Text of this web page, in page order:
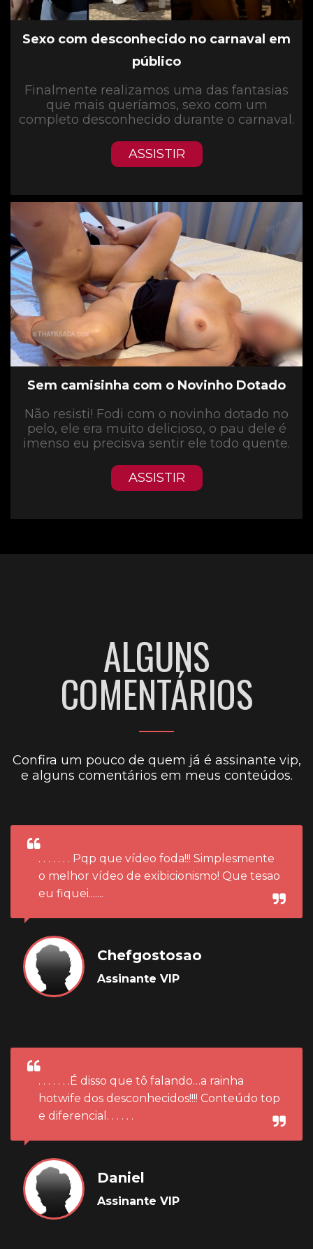
Sexo com desconhecido no carnaval em
público
Finalmente realizamos uma das fantasias
que mais queríamos, sexo com um
completo desconhecido durante o carnaval.
ASSISTIR
Sem camisinha com o Novinho Dotado
Não resisti! Fodi com o novinho dotado no
pelo, ele era muito delicioso, o pau dele é
imenso eu precisva sentir ele todo quente.
ASSISTIR
ALGUNS
COMENTÁRIOS
Confira um pouco de quem já é assinante vip,
e alguns comentários em meus conteúdos.
. . . . . . . Pqp que vídeo foda!!! Simplesmente
o melhor vídeo de exibicionismo! Que tesao
eu fiquei.......
Chefgostosao
Assinante VIP
. . . . . . .É disso que tô falando…a rainha
hotwife dos desconhecidos!!!! Conteúdo top
e diferencial. . . . . .
Daniel
Assinante VIP